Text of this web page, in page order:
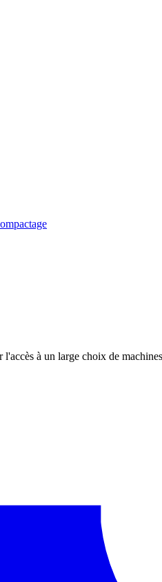
à un large choix de